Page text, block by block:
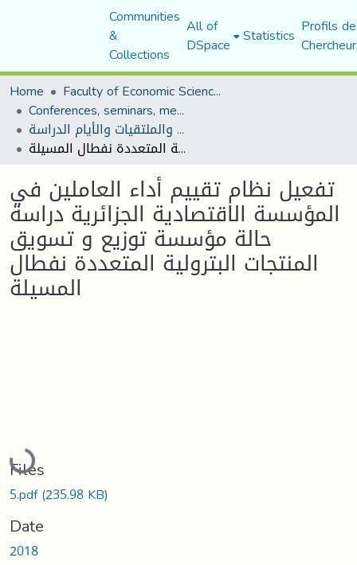
Communities
&
Collections
All of
DSpace Statistics Profils
Home
Faculty of Economic Sciences, Commerce and Management Sciences
Conferences, seminars, meetings, and study days
المؤتمرات والندوات والملتقيات والأيام الدراسة
تفعيل نظام تقييم أداء العاملين في المؤسسة الاقتصادية الجزائرية دراسة حالة مؤسسة توزيع و تسويق المنتجات البترولية المتعددة نفطال المسيلة
تفعيل نظام تقييم أداء العاملين في
المؤسسة الاقتصادية الجزائرية دراسة
حالة مؤسسة توزيع و تسويق
المنتجات البترولية المتعددة نفطال
المسيلة
Loading...
Files
5.pdf(235.98 KB)
Date
2018